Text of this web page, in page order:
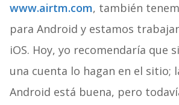
www.airtm.com, también
para Android y estamos
iOS. Hoy, yo recomendaría que
una cuenta lo hagan en el sitio;
Android está buena, pero